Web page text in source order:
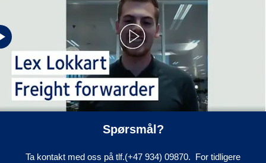
Freight Forwarder, Air & Sea - Mexico
Spørsmål?
Ta kontakt med oss på tlf.(+47 934) 09870. For tidligere